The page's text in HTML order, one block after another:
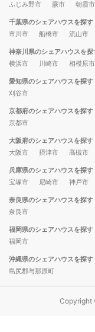
ふじみ野市
蕨市 朝霞市
千葉県のシェアハウスを探す
市川市
船橋市 流山市
神奈川県のシェアハウスを探
横浜市
川崎市 相模原市
愛知県のシェアハウスを探す
刈谷市
京都府のシェアハウスを探す
京都市
大阪府のシェアハウスを探す
大阪市
摂津市 高槻市
兵庫県のシェアハウスを探す
宝塚市
尼崎市 神戸市
奈良県のシェアハウスを探す
奈良市
福岡県のシェアハウスを探す
福岡市
沖縄県のシェアハウスを探す
島尻郡与那原町
Copyright